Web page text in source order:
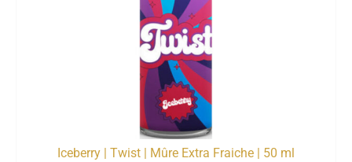
Iceberry | Twist | Mûre Extra Fraiche | 50 ml